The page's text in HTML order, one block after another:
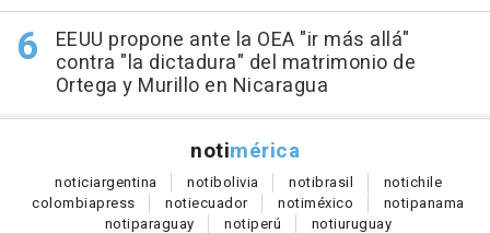
EEUU propone ante la OEA "ir más allá"
contra "la dictadura" del matrimonio de
Ortega y Murillo en Nicaragua
notimérica
noticiargentina notibolivia notibrasil notichile
colombiapress notiecuador notiméxico notipanama
notiparaguay notiperú notiuruguay